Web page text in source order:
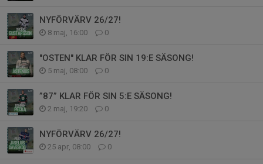
NYFÖRVÄRV 26/27!
8 maj, 16:00 0
"OSTEN" KLAR FÖR SIN 19:E SÄSONG!
5 maj, 08:00 0
”87” KLAR FÖR SIN 5:E SÄSONG!
2 maj, 19:20 0
NYFÖRVÄRV 26/27!
25 apr, 08:00 0